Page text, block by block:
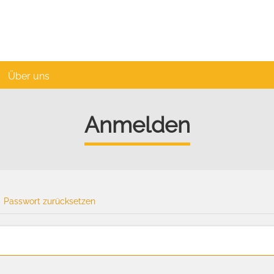
Über uns
Anmelden
Passwort zurücksetzen